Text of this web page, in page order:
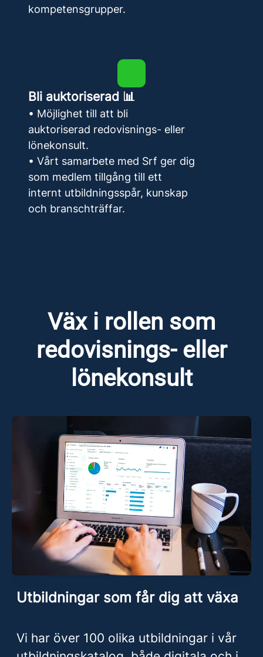
kompetensgrupper.
Bli auktoriserad 📊
• Möjlighet till att bli
auktoriserad redovisnings- eller
lönekonsult.
• Vårt samarbete med Srf ger dig
som medlem tillgång till ett
internt utbildningsspår, kunskap
och branschträffar.
Väx i rollen som
redovisnings- eller
lönekonsult
Utbildningar som får dig att växa
Vi har över 100 olika utbildningar i vår